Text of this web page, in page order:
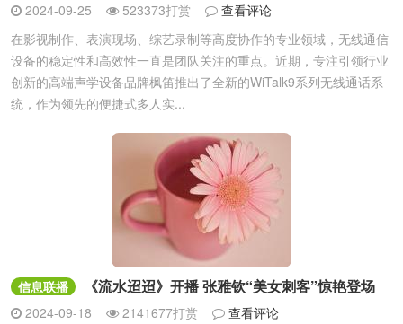
2024-09-25 523373打赏
查看评论
在影视制作、表演现场、综艺录制等高度协作的专业领域，无线通信
设备的稳定性和高效性一直是团队关注的重点。近期，专注引领行业
创新的高端声学设备品牌枫笛推出了全新的WiTalk9系列无线通话系
统，作为领先的便捷式多人实...
信息联播 《流水迢迢》开播 张雅钦“美女刺客”惊艳登场
2024-09-18 2141677打赏
查看评论